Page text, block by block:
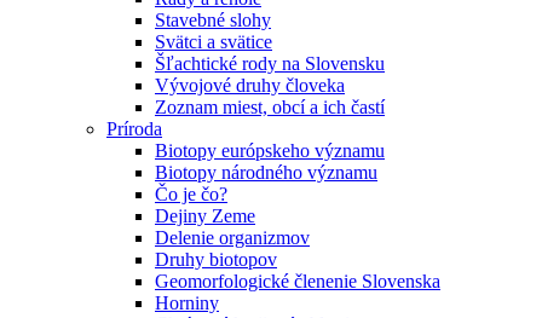
Stavebné slohy
Svätci a svätice
Šľachtické rody na Slovensku
Vývojové druhy človeka
Zoznam miest, obcí a ich častí
Príroda
Biotopy európskeho významu
Biotopy národného významu
Čo je čo?
Dejiny Zeme
Delenie organizmov
Druhy biotopov
Geomorfologické členenie Slovenska
Horniny